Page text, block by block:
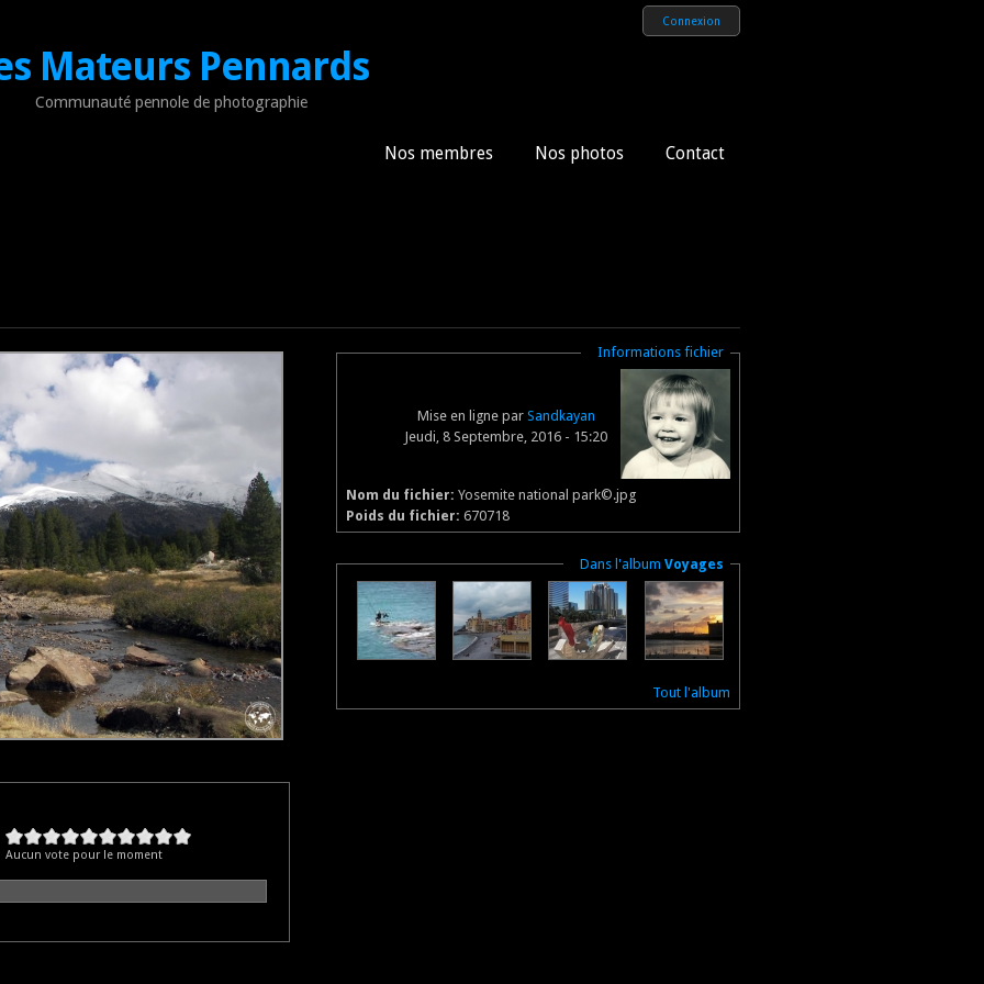
Mateurs Pennards
Communauté pennole de photographie
Connexion
Nos membres Nos photos Contact
Aucun vote pour le moment
Masquer
Informations fichier
Mise en ligne par Sandkayan
Jeudi, 8 Septembre, 2016 - 15:20
Nom du fichier: Yosemite national park©.jpg
Poids du fichier: 670718
Masquer
Dans l'albumVoyages
Tout l'album